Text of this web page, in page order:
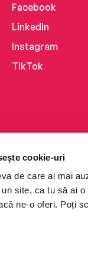
cookie-uri
de care ai mai
site, ca tu să ai
ne-o oferi. Poți
Facebook
LinkedIn
Instagram
TikTok